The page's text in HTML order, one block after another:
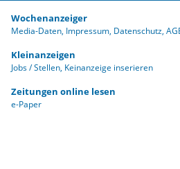
Wochenanzeiger
Media-Daten Impressum Datenschutz
Kleinanzeigen
Jobs / Stellen Keinanzeige inserieren
Zeitungen online lesen
e-Paper